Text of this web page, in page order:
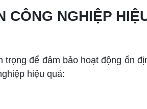
CÔNG NGHIỆP
để đảm bảo hoạt động ổn
hiệu quả: